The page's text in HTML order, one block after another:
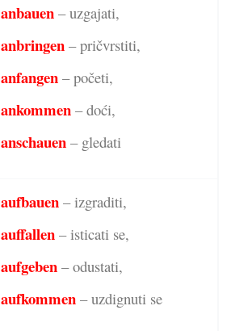
anbauen – uzgajati,
anbringen – pričvrstiti,
anfangen – početi,
ankommen – doći,
anschauen – gledati
aufbauen – izgraditi,
auffallen – isticati se,
aufgeben – odustati,
aufkommen – uzdignuti se